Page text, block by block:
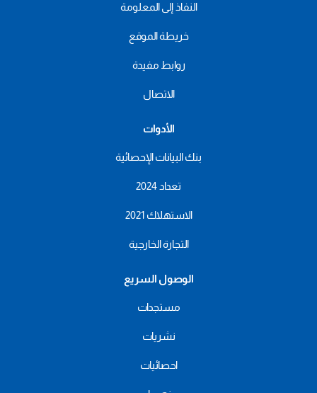
النفاذ إلى المعلومة
خريطة الموقع
روابط مفيدة
الاتصال
الأدوات
بنك البيانات الإحصائية
تعداد 2024
الاستهلاك 2021
التجارة الخارجية
الوصول السريع
مستجدات
نشريات
احصائيات